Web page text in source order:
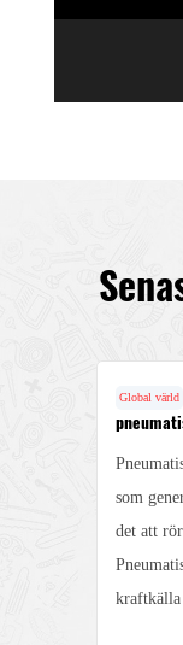
Global värld
som
det att
kraftkälla